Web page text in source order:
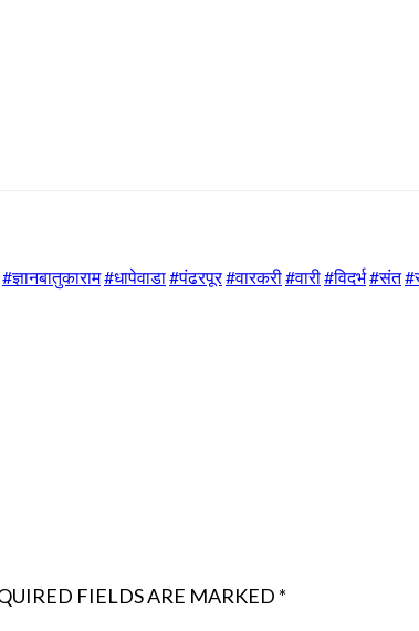
#ज्ञानबातुकाराम#धापेवाडा#पंढरपूर#वारकरी#वारी#विदर्भ#संत
FIELDS ARE MARKED *